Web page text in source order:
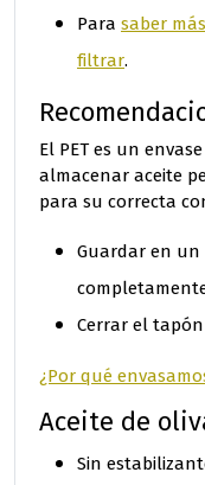
Para saber
filtrar.
El PET es un
almacenar aceite
para su correcta
Guardar en
Cerrar el
¿Por qué
Aceite de
Sin